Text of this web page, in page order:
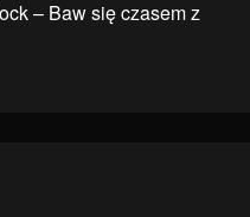
– Baw się czasem z